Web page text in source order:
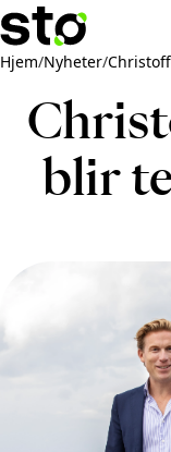
Hjem/Nyheter/
blir